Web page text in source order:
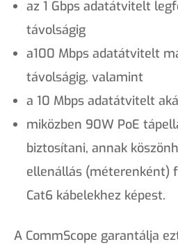
az 1 Gbps adatátvitelt
távolságig
a100 Mbps adatátvitelt
távolságig, valamint
a 10 Mbps adatátvitelt
miközben 90W PoE
biztosítani, annak
ellenállás (méterenként)
Cat6 kábelekhez képest.
A CommScope garantálja